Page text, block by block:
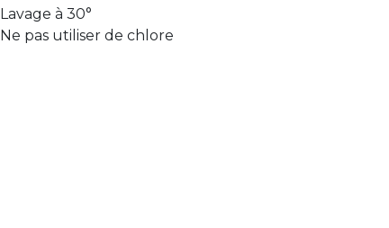
Lavage à 30°
Ne pas utiliser de chlore